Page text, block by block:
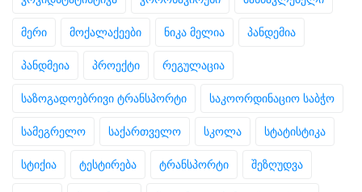
მერი მოქალაქეები ნიკა მელია პანდემია
პანდმეია პროექტი რეგულაცია
საზოგადოებრივი ტრანსპორტი საკოორდინაციო საბჭო
სამეგრელო საქართველო სკოლა სტატისტიკა
სტიქია ტესტირება ტრანსპორტი შეზღუდვა